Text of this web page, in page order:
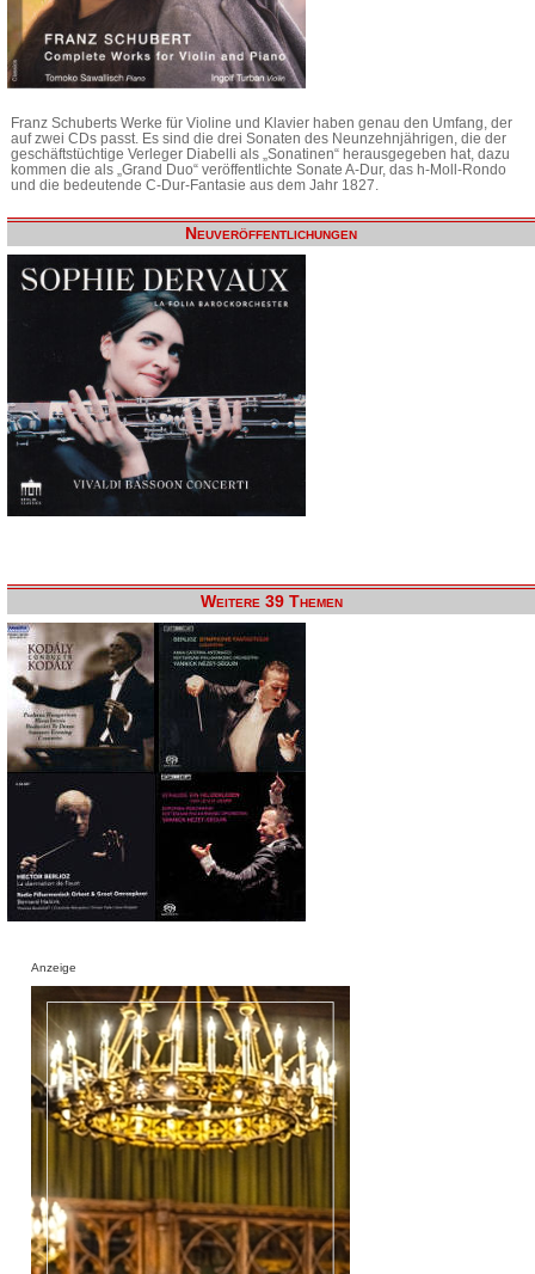
Franz Schuberts Werke für Violine und Klavier haben genau den Umfang, der
auf zwei CDs passt. Es sind die drei Sonaten des Neunzehnjährigen, die der
geschäftstüchtige Verleger Diabelli als „Sonatinen“ herausgegeben hat, dazu
kommen die als „Grand Duo“ veröffentlichte Sonate A-Dur, das h-Moll-Rondo
und die bedeutende C-Dur-Fantasie aus dem Jahr 1827.
Neuveröffentlichungen
Weitere 39 Themen
Anzeige